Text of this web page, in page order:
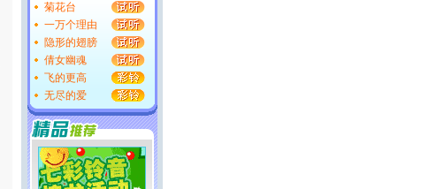
菊花台
一万个理由
隐形的翅膀
倩女幽魂
飞的更高
无尽的爱